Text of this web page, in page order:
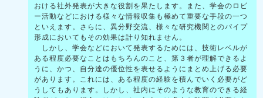
おける社外発表が大きな役割を果たします。また、学会のロビ
ー活動などにおける様々な情報収集も極めて重要な手段の一つ
といえます。さらに、異分野交流、様々な研究機関とのパイプ
形成においてもその効果は計り知れません。
しかし、学会などにおいて発表するためには、技術レベルが
ある程度必要なことはもちろんのこと、第３者が理解できるよ
うに、かつ、自分達の優位性を表せるようにまとめ上げる必要
があります。これには、ある程度の経験を積んでいく必要がど
うしてもあります。しかし、社内にそのような教育のできる経